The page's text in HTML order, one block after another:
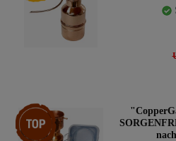
Top-Artikel